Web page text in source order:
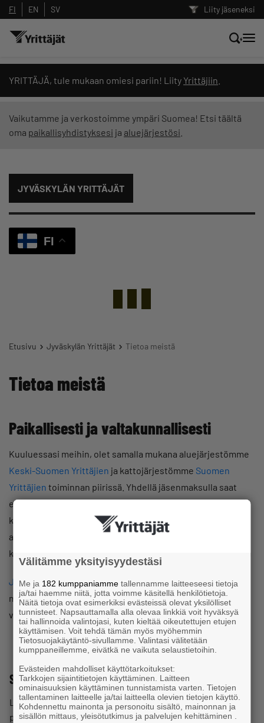
Liity jäseneksi
FI EN SV
YRITTÄJÄ, tule mukaan omiesi pariin! Liity Yrittäjiin
Vaikutamme ja verkostoimme ympäri Suomea! Etsi täältä
oma paikallisyhdistyksesi ja aluejärjestösi
JYVÄSKYLÄN YRITTÄJÄT
FI
Etusivu Jyväskylän Yrittäjät Tietoa meistä
Tietoa meistä
Paikallisesti ja valtakunnallisesti
Kuuluessasi meihin, olet samalla mukana aluejärjestömme
Keski-Suomen Yrittäjien ja kattojärjestömme Suomen
Yrittäjien toiminnan piirissä. Yhdellä jäsenmaksulla saat
edunvalvonnan ja jäsenpalvelut koko ketjusta
kolmiportaisesti ja pääset hyödyntämään niin paikallista,
alueellista kuin valtakunnallistakin tapahtuma- ja
koulutustarjontaa.
Järjestämme vuosittainpaikkakuntamme yrittäjille
mahdollisuuksia verkostoitumiselle, kouluttautumiselle,
viihtymiselle ja vertaistuelle.
Seuraa meitä myös somessa!
Löydät meidät myös somesta. Seuraamalla sivustojamme
pysyt perillä ajankohtaisista asioista.
Hae sivustolta tai kysy suoraan
Yrittäjien tekoälyltä
Suodata hakutuloksia: näytä kaikki sisältö
Välitämme yksityisyydestäsi
Me ja 182 kumppaniamme tallennamme laitteeseesi tietoja
ja/tai haemme niitä, jotta voimme käsitellä henkilötietoja.
Näitä tietoja ovat esimerkiksi evästeissä olevat yksilölliset
tunnisteet. Napsauttamalla alla olevaa linkkiä voit hyväksyä
tai hallinnoida valintojasi, kuten kieltää oikeutettujen etujen
käyttämisen. Voit tehdä tämän myös myöhemmin
Tietosuojakäytäntö-sivullamme. Valintasi välitetään
kumppaneillemme, eivätkä ne vaikuta selaustietoihin.
Evästeiden mahdolliset käyttötarkoitukset:
Tarkkojen sijaintitietojen käyttäminen. Laitteen
ominaisuuksien käyttäminen tunnistamista varten. Tietojen
tallentaminen laitteelle ja/tai laitteella olevien tietojen käyttö.
Kohdennettu mainonta ja personoitu sisältö, mainonnan ja
sisällön mittaus, yleisötutkimus ja palvelujen kehittäminen .